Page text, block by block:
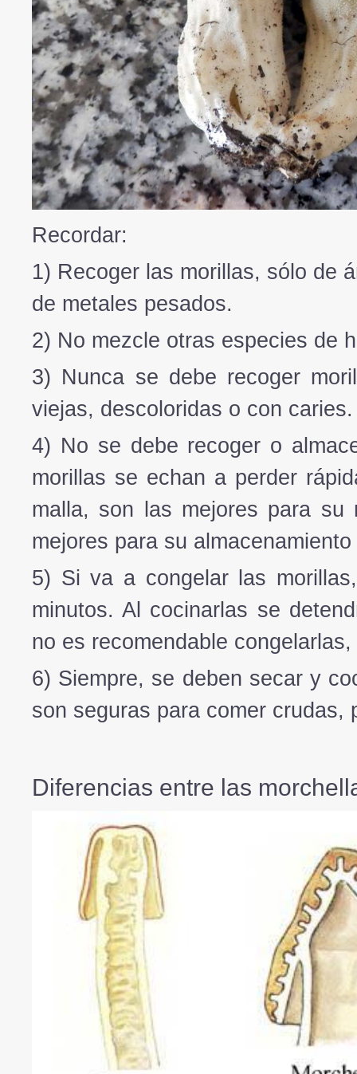
Recordar:
1) Recoger las morillas, sólo de
de metales pesados.
2) No mezcle otras especies de
3) Nunca se debe recoger
viejas, descoloridas o con caries.
4) No se debe recoger o
morillas se echan a perder
malla, son las mejores para
mejores para su
5) Si va a congelar las
minutos. Al cocinarlas se
no es recomendable
6) Siempre, se deben secar y
son seguras para comer crudas,
Diferencias entre las